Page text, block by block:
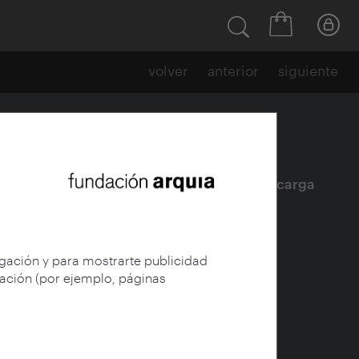
y para mostrarte publicidad
(por ejemplo, páginas
volver anterior siguiente
Ficha| Descarga